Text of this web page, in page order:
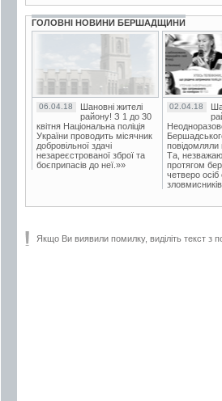
ГОЛОВНІ НОВИНИ БЕРШАДЩИНИ
06.04.18
Шановні жителі
району! З 1 до 30
квітня Національна поліція
України проводить місячник
добровільної здачі
незареєстрованої зброї та
боєприпасів до неї.»»
02.04.18
Бершадського
повідомляли
Та,
протягом
четверо
Якщо Ви виявили помилку, виділіть текст з